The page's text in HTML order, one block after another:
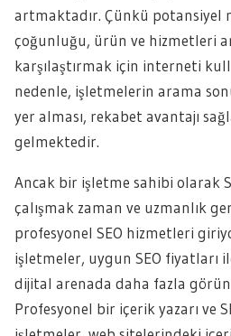
artmaktadır. Çünkü
çoğunluğu, ürün ve hizmetleri
karşılaştırmak için interneti
nedenle, işletmelerin arama
yer alması, rekabet avantajı
gelmektedir.
Ancak bir işletme sahibi olarak
çalışmak zaman ve uzmanlık
profesyonel SEO hizmetleri
işletmeler, uygun SEO fiyatları
dijital arenada daha fazla
Profesyonel bir içerik yazarı ve